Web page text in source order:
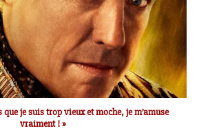
je suis trop vieux et moche, je m’amuse
vraiment ! »